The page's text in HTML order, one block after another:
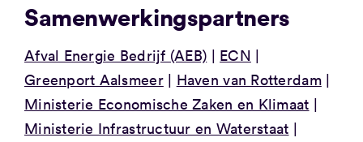
Samenwerkingspartners
Afval Energie Bedrijf (AEB)
ECN
Greenport Aalsmeer
Haven van Rotterdam
Ministerie Economische Zaken en Klimaat
Ministerie Infrastructuur en Waterstaat